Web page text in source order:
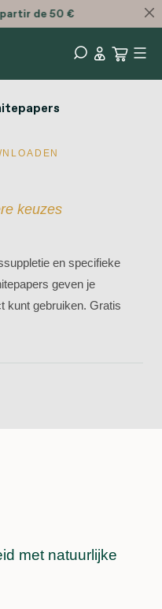
de 50 €
keuzes
en specifieke
geven je
kunt gebruiken. Gratis
met natuurlijke